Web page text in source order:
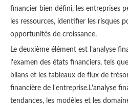
financier bien défini, les entreprises
les ressources, identifier les risques
opportunités de croissance.
Le deuxième élément est l’analyse
l'examen des états financiers, tels
bilans et les tableaux de flux de
financière de l'entreprise.L'analyse
tendances, les modèles et les